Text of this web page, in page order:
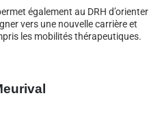
également au DRH d’orienter
vers une nouvelle carrière et
les mobilités thérapeutiques.